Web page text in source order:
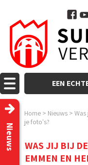
EEN
Home > Nieuws > Was
je foto's?
Nieuws
WAS JIJ BIJ
EMMEN EN